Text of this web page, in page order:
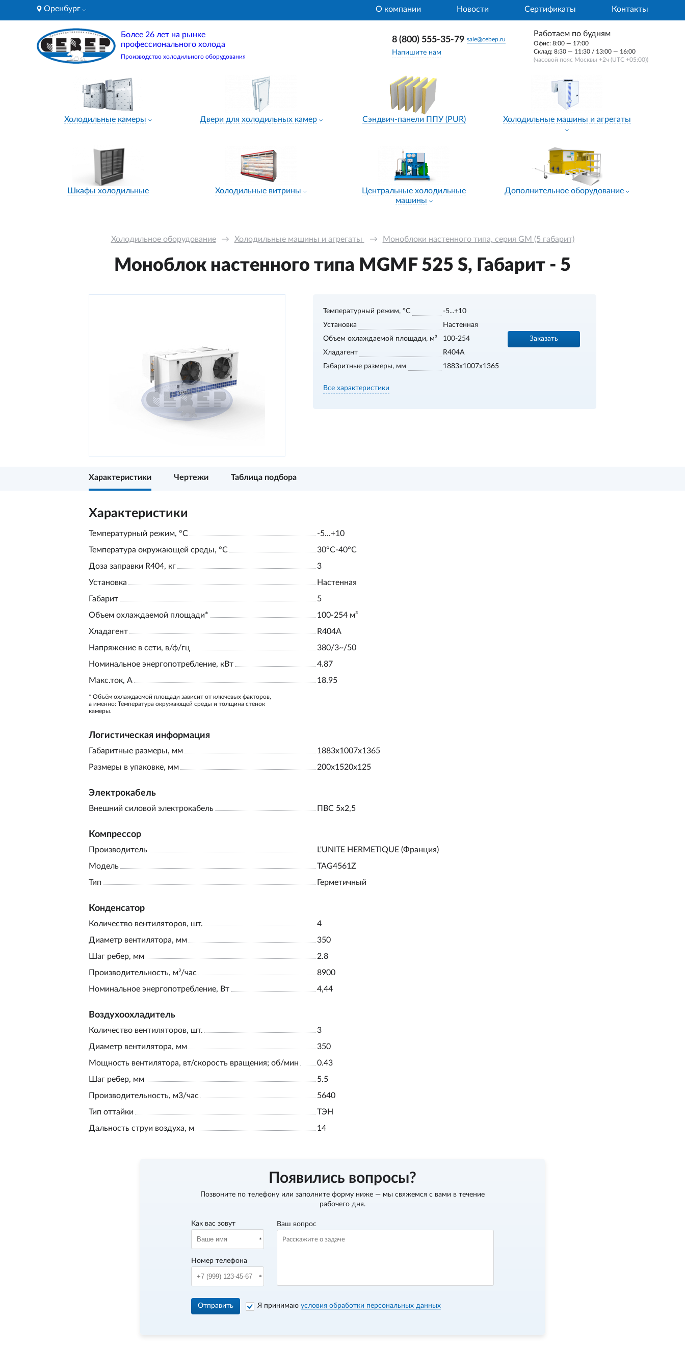
Оренбург О компании Новости Сертификаты Контакты
Более 26 лет на рынке
профессионального холода
Производство холодильного оборудования
8 (800) 555-35-79 sale@cebep.ru
Напишите нам
Работаем по будням
Офис: 8:00 — 17:00
Склад: 8:30 — 11:30 / 13:00 — 16:00
(часовой пояс Москвы +2ч (UTC +05:00))
Холодильные камеры Двери для холодильных камер Сэндвич-панели ППУ (PUR) Холодильные машины и агрегаты
Шкафы холодильные Холодильные витрины
Центральные холодильные
машины
Дополнительное оборудование
Холодильное оборудование → Холодильные машины и агрегаты → Моноблоки настенного типа, серия GM (5 габарит)
Моноблок настенного типа MGМF 525 S, Габарит - 5
Температурный режим, °С
-5...+10
Установка
Настенная
Объем охлаждаемой площади, м³
100-254
Хладагент
R404A
Габаритные размеры, мм
1883х1007х1365
Заказать
Все характеристики
Характеристики Чертежи Таблица подбора
Характеристики
Температурный режим, °С
-5...+10
Температура окружающей среды, °С
30°С-40°С
Доза заправки R404, кг
3
Установка
Настенная
Габарит
5
Объем охлаждаемой площади*
100-254 м³
Хладагент
R404A
Напряжение в сети, в/ф/гц
380/3~/50
Номинальное энергопотребление, кВт
4.87
Макс.ток, А
18.95
* Объём охлаждаемой площади зависит от ключевых факторов,
а именно: Температура окружающей среды и толщина стенок
камеры.
Логистическая информация
Габаритные размеры, мм
1883х1007х1365
Размеры в упаковке, мм
200х1520х125
Электрокабель
Внешний силовой электрокабель ПВС 5х2,5
Компрессор
Производитель
L'UNITE HERMETIQUE (Франция)
Модель
TAG4561Z
Тип
Герметичный
Конденсатор
Количество вентиляторов, шт.
4
Диаметр вентилятора, мм
350
Шаг ребер, мм
2.8
Производительность, м³/час
8900
Номинальное энергопотребление, Вт
4,44
Воздухоохладитель
Количество вентиляторов, шт.
3
Диаметр вентилятора, мм
350
Мощность вентилятора, вт/скорость вращения; об/мин
0.43
Шаг ребер, мм
5.5
Производительность, м3/час
5640
Тип оттайки
ТЭН
Дальность струи воздуха, м
14
Появились вопросы?
Позвоните по телефону или заполните форму ниже — мы свяжемся с вами в течение
рабочего дня.
Как вас зовут
Номер телефона
Ваш вопрос
Отправить Я принимаю условия обработки персональных данных